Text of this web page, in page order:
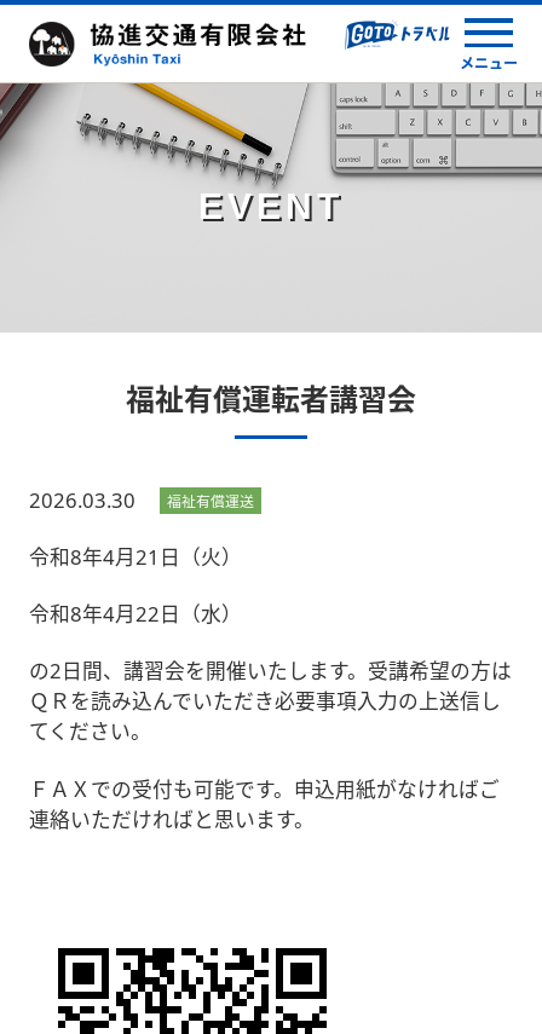
メニュー
EVENT
福祉有償運転者講習会
2026.03.30
福祉有償運送
令和8年4月21日（火）
令和8年4月22日（水）
の2日間、講習会を開催いたします。受講希望の方は
ＱＲを読み込んでいただき必要事項入力の上送信し
てください。
ＦＡＸでの受付も可能です。申込用紙がなければご
連絡いただければと思います。